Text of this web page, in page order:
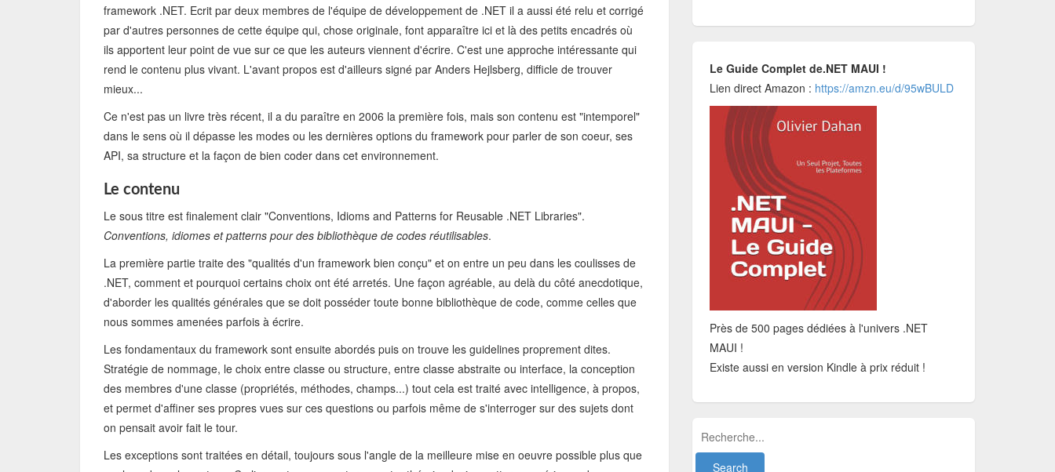
framework .NET. Ecrit par deux membres de l'équipe de développement de .NET il a aussi été relu et corrigé
par d'autres personnes de cette équipe qui, chose originale, font apparaître ici et là des petits encadrés où
ils apportent leur point de vue sur ce que les auteurs viennent d'écrire. C'est une approche intéressante qui
rend le contenu plus vivant. L'avant propos est d'ailleurs signé par Anders Hejlsberg, difficle de trouver
mieux...
Ce n'est pas un livre très récent, il a du paraître en 2006 la première fois, mais son contenu est "intemporel"
dans le sens où il dépasse les modes ou les dernières options du framework pour parler de son coeur, ses
API, sa structure et la façon de bien coder dans cet environnement.
Le contenu
Le sous titre est finalement clair "Conventions, Idioms and Patterns for Reusable .NET Libraries".
Conventions, idiomes et patterns pour des bibliothèque de codes réutilisables.
La première partie traite des "qualités d'un framework bien conçu" et on entre un peu dans les coulisses de
.NET, comment et pourquoi certains choix ont été arretés. Une façon agréable, au delà du côté anecdotique,
d'aborder les qualités générales que se doit posséder toute bonne bibliothèque de code, comme celles que
nous sommes amenées parfois à écrire.
Les fondamentaux du framework sont ensuite abordés puis on trouve les guidelines proprement dites.
Stratégie de nommage, le choix entre classe ou structure, entre classe abstraite ou interface, la conception
des membres d'une classe (propriétés, méthodes, champs...) tout cela est traité avec intelligence, à propos,
et permet d'affiner ses propres vues sur ces questions ou parfois même de s'interroger sur des sujets dont
on pensait avoir fait le tour.
Les exceptions sont traitées en détail, toujours sous l'angle de la meilleure mise en oeuvre possible plus que
Le Guide Complet de.NET MAUI !
Lien direct Amazon : https://amzn.eu/d/95wBULD
Près de 500 pages dédiées à l'univers .NET
MAUI !
Existe aussi en version Kindle à prix réduit !